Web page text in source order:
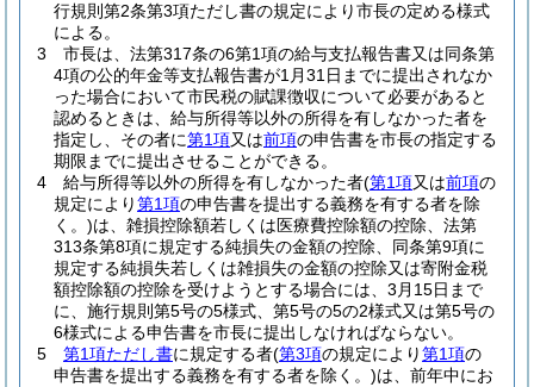
行規則第2条第3項ただし書の規定により市長の定める様式
による。
3
市長は、法第317条の6第1項の給与支払報告書又は同条第
4項の公的年金等支払報告書が1月31日までに提出されなか
った場合において市民税の賦課徴収について必要があると
認めるときは、給与所得等以外の所得を有しなかった者を
指定し、その者に第1項又は前項の申告書を市長の指定する
期限までに提出させることができる。
4
給与所得等以外の所得を有しなかった者(第1項又は前項の
規定により第1項の申告書を提出する義務を有する者を除
く。)は、雑損控除額若しくは医療費控除額の控除、法第
313条第8項に規定する純損失の金額の控除、同条第9項に
規定する純損失若しくは雑損失の金額の控除又は寄附金税
額控除額の控除を受けようとする場合には、3月15日まで
に、施行規則第5号の5様式、第5号の5の2様式又は第5号の
6様式による申告書を市長に提出しなければならない。
5
第1項ただし書に規定する者(第3項の規定により第1項の
申告書を提出する義務を有する者を除く。)は、前年中にお